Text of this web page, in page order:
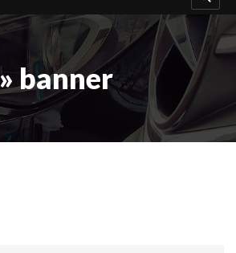
» banner